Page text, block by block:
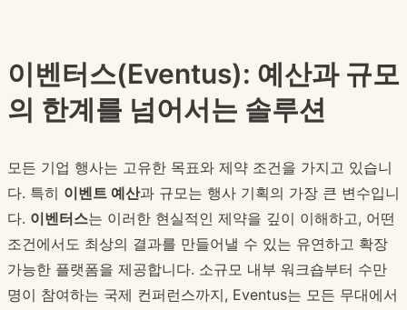
이벤터스(Eventus): 예산과 규모
의 한계를 넘어서는 솔루션
모든 기업 행사는 고유한 목표와 제약 조건을 가지고 있습니
다. 특히 이벤트 예산과 규모는 행사 기획의 가장 큰 변수입니
다. 이벤터스는 이러한 현실적인 제약을 깊이 이해하고, 어떤
조건에서도 최상의 결과를 만들어낼 수 있는 유연하고 확장
가능한 플랫폼을 제공합니다. 소규모 내부 워크숍부터 수만
명이 참여하는 국제 컨퍼런스까지, Eventus는 모든 무대에서